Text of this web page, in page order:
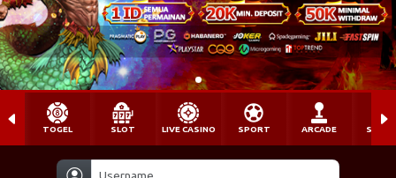
TOGEL SLOT LIVE CASINO SPORT ARCADE